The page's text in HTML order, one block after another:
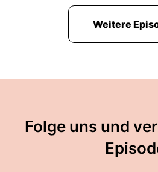
Weitere
Folge uns und